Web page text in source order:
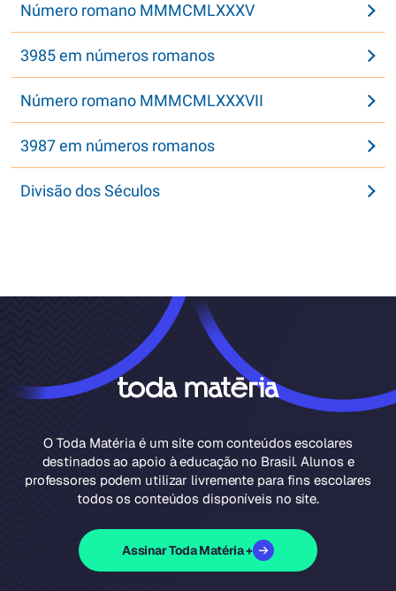
Número romano MMMCMLXXXV
3985 em números romanos
Número romano MMMCMLXXXVII
3987 em números romanos
Divisão dos Séculos
O Toda Matéria é um site com conteúdos escolares
destinados ao apoio à educação no Brasil. Alunos e
professores podem utilizar livremente para fins escolares
todos os conteúdos disponíveis no site.
Assinar Toda Matéria +